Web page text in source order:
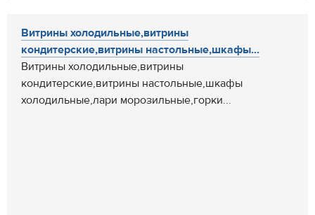
Витрины холодильные,витрины
кондитерские,витрины настольные,шкафы...
Витрины холодильные,витрины
кондитерские,витрины настольные,шкафы
холодильные,лари морозильные,горки...